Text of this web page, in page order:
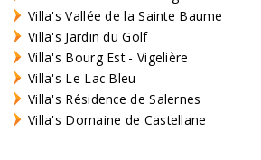
Villa's Vallée de la Sainte Baume
Villa's Jardin du Golf
Villa's Bourg Est - Vigelière
Villa's Le Lac Bleu
Villa's Résidence de Salernes
Villa's Domaine de Castellane